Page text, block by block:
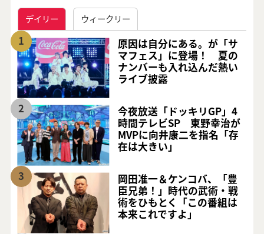
デイリー ウィークリー
1
原因は自分にある。が「サ
マフェス」に登場！ 夏の
ナンバーも入れ込んだ熱い
ライブ披露
2
今夜放送「ドッキリGP」4
時間テレビSP 東野幸治が
MVPに向井康二を指名「存
在は大きい」
3
岡田准一＆ケンコバ、「豊
臣兄弟！」時代の武術・戦
術をひもとく「この番組は
本来これですよ」